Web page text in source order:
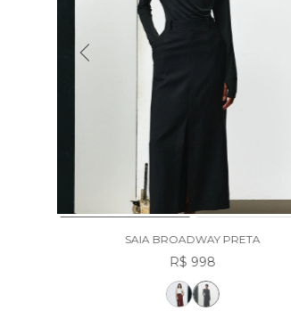
SAIA BROADWAY PRETA
R$ 998